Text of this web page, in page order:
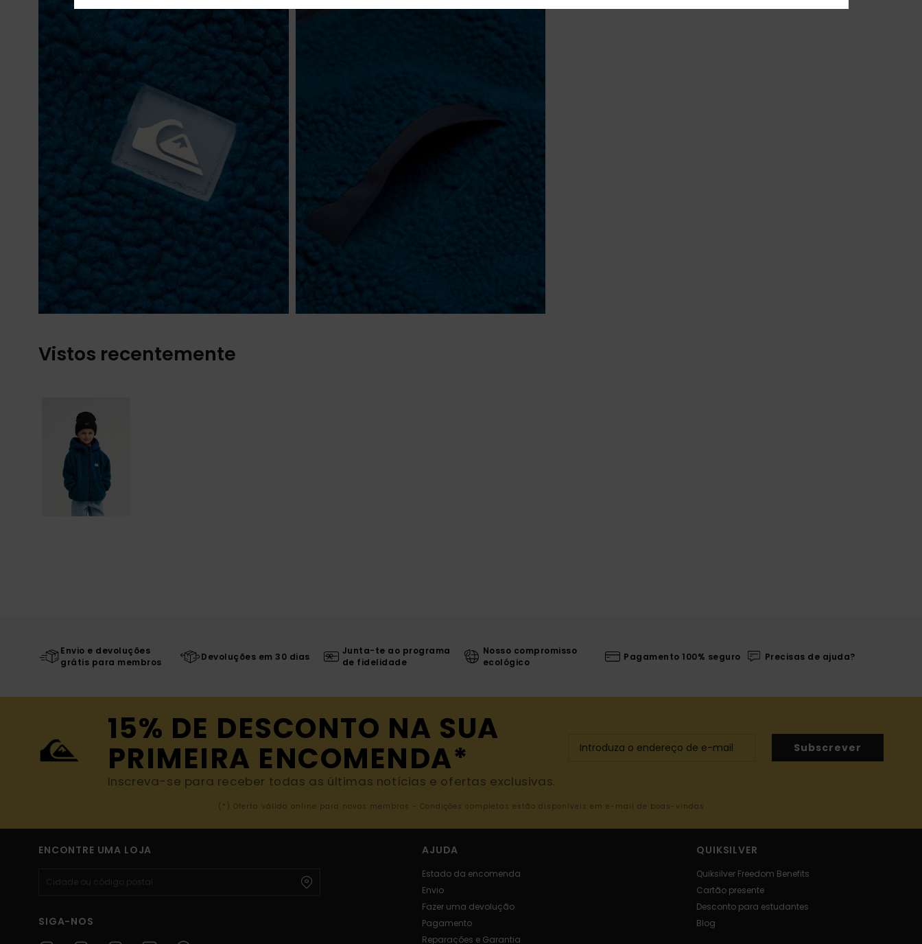
Vistos recentemente
Envio e devoluções
grátis para membros
Devoluções em 30 dias
Junta-te ao programa
de fidelidade
Nosso compromisso
ecológico
Pagamento 100% seguro Precisas de ajuda?
15% DE DESCONTO NA SUA
PRIMEIRA ENCOMENDA*
Inscreva-se para receber todas as últimas notícias e ofertas exclusivas.
Subscrever
(*) Oferta válida online para novos membros - Condições completas estão disponíveis em e-mail de boas-vindas
ENCONTRE UMA LOJA
SIGA-NOS
AJUDA
Estado da encomenda
Envio
Fazer uma devolução
Pagamento
Reparações e Garantia
QUIKSILVER
Quiksilver Freedom Benefits
Cartão presente
Desconto para estudantes
Blog